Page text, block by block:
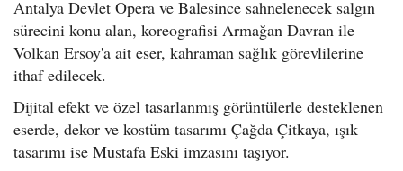
Antalya Devlet Opera ve Balesince sahnelenecek salgın
sürecini konu alan, koreografisi Armağan Davran ile
Volkan Ersoy'a ait eser, kahraman sağlık görevlilerine
ithaf edilecek.
Dijital efekt ve özel tasarlanmış görüntülerle desteklenen
eserde, dekor ve kostüm tasarımı Çağda Çitkaya, ışık
tasarımı ise Mustafa Eski imzasını taşıyor.